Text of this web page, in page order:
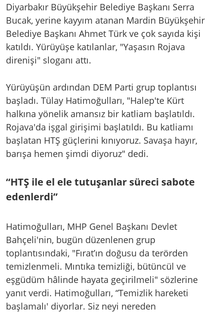
Diyarbakır Büyükşehir Belediye Başkanı Serra
Bucak, yerine kayyım atanan Mardin Büyükşehir
Belediye Başkanı Ahmet Türk ve çok sayıda kişi
katıldı. Yürüyüşe katılanlar, "Yaşasın Rojava
direnişi" sloganı attı.
Yürüyüşün ardından DEM Parti grup toplantısı
başladı. Tülay Hatimoğulları, "Halep'te Kürt
halkına yönelik amansız bir katliam başlatıldı.
Rojava'da işgal girişimi başlatıldı. Bu katliamı
başlatan HTŞ güçlerini kınıyoruz. Savaşa hayır,
barışa hemen şimdi diyoruz" dedi.
“HTŞ ile el ele tutuşanlar süreci sabote
edenlerdi”
Hatimoğulları, MHP Genel Başkanı Devlet
Bahçeli'nin, bugün düzenlenen grup
toplantısındaki, "Fırat’ın doğusu da terörden
temizlenmeli. Mıntıka temizliği, bütüncül ve
eşgüdüm hâlinde hayata geçirilmeli" sözlerine
yanıt verdi. Hatimoğulları, “Temizlik hareketi
başlamalı' diyorlar. Siz neyi nereden